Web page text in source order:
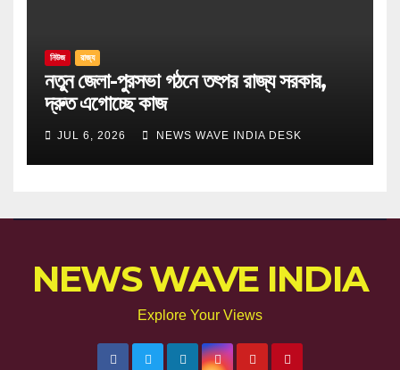
নিউজ রাজ্য
নতুন জেলা-পুরসভা গঠনে তৎপর রাজ্য সরকার,
দ্রুত এগোচ্ছে কাজ
JUL 6, 2026 NEWS WAVE INDIA DESK
NEWS WAVE INDIA
Explore Your Views